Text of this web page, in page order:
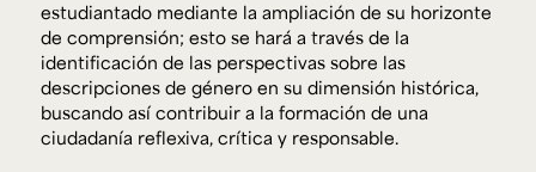
estudiantado mediante la ampliación de su horizonte
de comprensión; esto se hará a través de la
identificación de las perspectivas sobre las
descripciones de género en su dimensión histórica,
buscando así contribuir a la formación de una
ciudadanía reflexiva, crítica y responsable.